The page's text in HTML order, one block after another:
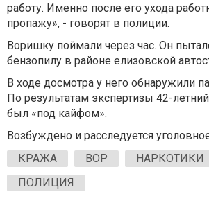
работу. Именно после его ухода
пропажу», - говорят в полиции.
Воришку поймали через час. Он
бензопилу в районе елизовской
В ходе досмотра у него обнаружили
По результатам экспертизы 42-
был «под кайфом».
Возбуждено и расследуется
КРАЖА
ВОР НАРКОТИКИ
ПОЛИЦИЯ